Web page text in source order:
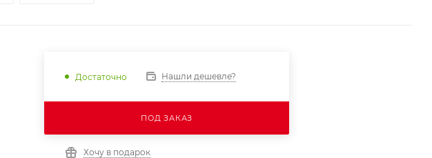
Достаточно Нашли дешевле?
ПОД ЗАКАЗ
Хочу в подарок